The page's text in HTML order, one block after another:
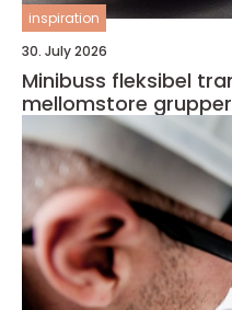
inspiration
30. July 2026
Minibuss fleksibel transport for små og
mellomstore grupper